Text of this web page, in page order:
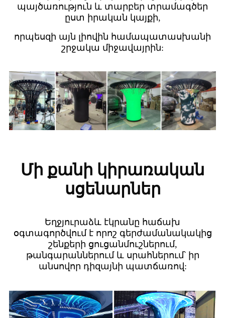
պայծառություն և տարբեր տրամագծեր
ըստ իրական կայքի,
որպեսզի այն լիովին համապատասխանի
շրջակա միջավայրին:
Մի քանի կիրառական
սցենարներ
Եղջյուրաձև էկրանը հաճախ
օգտագործվում է որոշ գերժամանակակից
շենքերի ցուցանմուշներում,
թանգարաններում և սրահներում՝ իր
անսովոր դիզայնի պատճառով: